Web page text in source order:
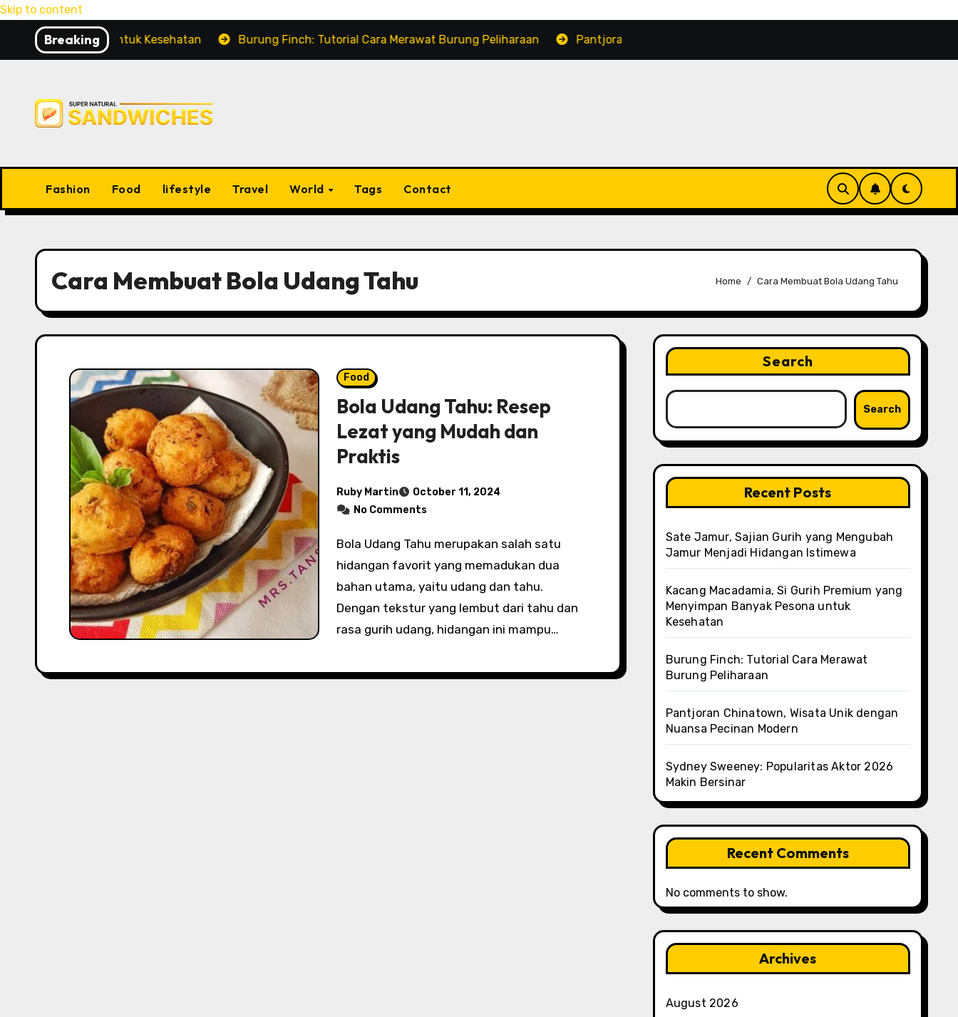
Skip to content
Breaking
Pesona untuk Kesehatan Burung Finch: Tutorial Cara Merawat Burung Peliharaan Pantjoran Chinatown, Wisata Unik dengan Nuansa Pecinan Modern
Fashion Food lifestyle Travel World Tags Contact
Cara Membuat Bola Udang Tahu Home Cara Membuat Bola Udang Tahu
Food
Bola Udang Tahu: Resep
Lezat yang Mudah dan
Praktis
Ruby Martin
October 11, 2024
No Comments
Bola Udang Tahu merupakan salah satu
hidangan favorit yang memadukan dua
bahan utama, yaitu udang dan tahu.
Dengan tekstur yang lembut dari tahu dan
rasa gurih udang, hidangan ini mampu…
Search
Search
Recent Posts
Sate Jamur, Sajian Gurih yang Mengubah
Jamur Menjadi Hidangan Istimewa
Kacang Macadamia, Si Gurih Premium yang
Menyimpan Banyak Pesona untuk
Kesehatan
Burung Finch: Tutorial Cara Merawat
Burung Peliharaan
Pantjoran Chinatown, Wisata Unik dengan
Nuansa Pecinan Modern
Sydney Sweeney: Popularitas Aktor 2026
Makin Bersinar
Recent Comments
No comments to show.
Archives
August 2026